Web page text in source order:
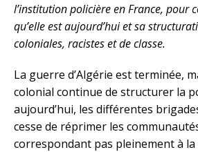
l’institution policière en France, pour
qu’elle est aujourd’hui et sa
coloniales, racistes et de classe.
La guerre d’Algérie est terminée,
colonial continue de structurer la
aujourd’hui, les différentes
cesse de réprimer les
correspondant pas pleinement à